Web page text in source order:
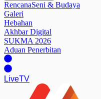
RencanaSeni & Budaya
Galeri
Hebahan
Akhbar Digital
SUKMA 2026
Aduan Penerbitan
LiveTV